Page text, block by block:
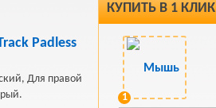
КУПИТЬ В 1 КЛИК
1
Padless
Для правой